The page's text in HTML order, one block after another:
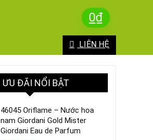
0₫
LIÊN HỆ
ƯU ĐÃI NỔI BẬT
46045 Oriflame – Nước hoa
nam Giordani Gold Mister
Giordani Eau de Parfum